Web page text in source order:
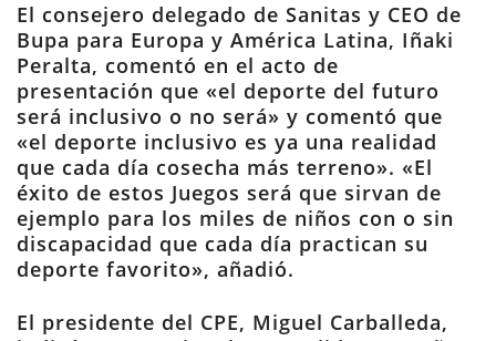
El consejero delegado de Sanitas y CEO de
Bupa para Europa y América Latina, Iñaki
Peralta, comentó en el acto de
presentación que «el deporte del futuro
será inclusivo o no será» y comentó que
«el deporte inclusivo es ya una realidad
que cada día cosecha más terreno». «El
éxito de estos Juegos será que sirvan de
ejemplo para los miles de niños con o sin
discapacidad que cada día practican su
deporte favorito», añadió.
El presidente del CPE, Miguel Carballeda,